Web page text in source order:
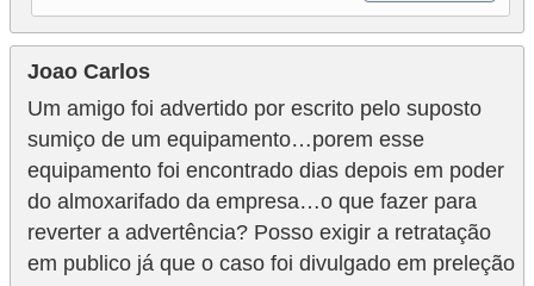
Joao Carlos
Um amigo foi advertido por escrito pelo suposto
sumiço de um equipamento…porem esse
equipamento foi encontrado dias depois em poder
do almoxarifado da empresa…o que fazer para
reverter a advertência? Posso exigir a retratação
em publico já que o caso foi divulgado em preleção